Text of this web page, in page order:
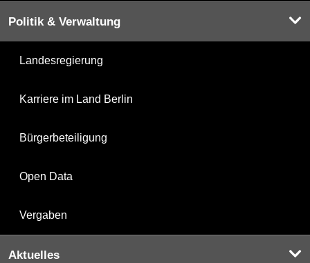
Politik & Verwaltung
Landesregierung
Karriere im Land Berlin
Bürgerbeteiligung
Open Data
Vergaben
Aktuelles